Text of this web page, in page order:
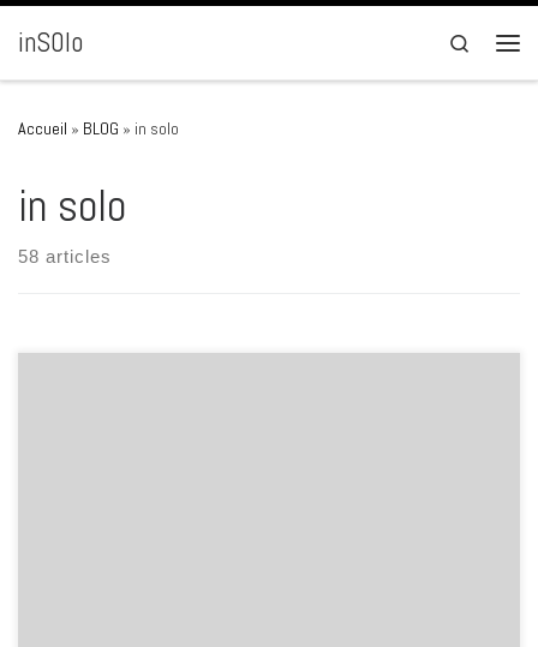
Passer au contenu
inSOlo
Search
Accueil » BLOG » in solo
in solo
58 articles